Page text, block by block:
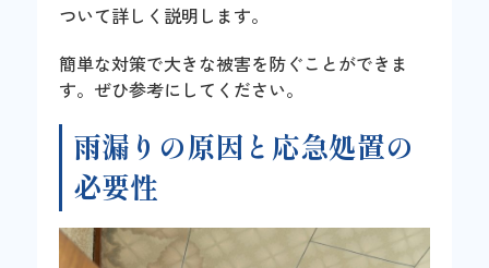
ついて詳しく説明します。
簡単な対策で大きな被害を防ぐことができま
す。ぜひ参考にしてください。
雨漏りの原因と応急処置の
必要性